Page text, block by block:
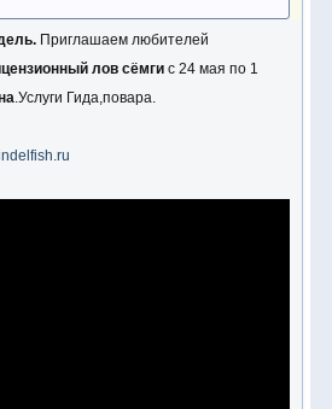
Приглашаем любителей
лов сёмги с 24 мая по 1
.Услуги Гида,повара.